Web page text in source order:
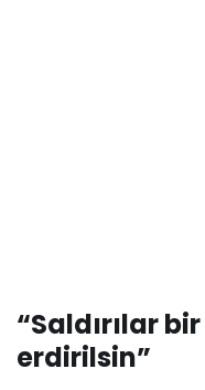
“Saldırılar
erdirilsin”